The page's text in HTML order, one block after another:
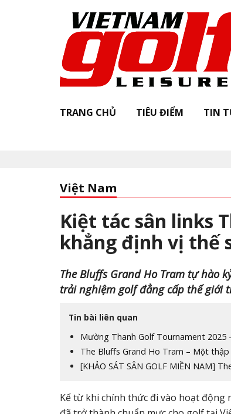
TRANG CHỦ TIÊU ĐIỂM TIN
Khởi động
Việt Nam
Kiệt tác sân links
khẳng định vị thế
The Bluffs Grand Ho Tram tự hào
trải nghiệm golf đẳng cấp thế giới
Tin bài liên quan
Mường Thanh Golf Tournament 2025
The Bluffs Grand Ho Tram – Một
[KHẢO SÁT SÂN GOLF MIỀN NAM]
Kể từ khi chính thức đi vào hoạt động